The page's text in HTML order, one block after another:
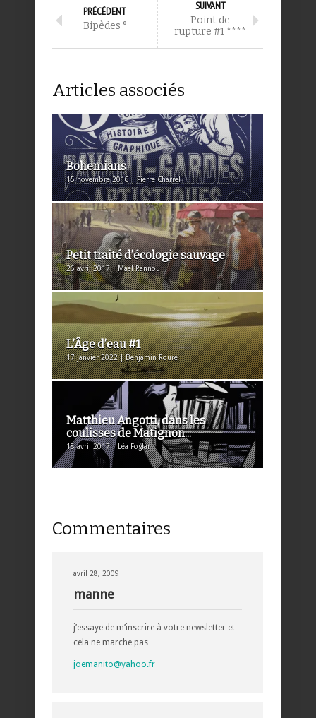
PRÉCÉDENT
Bipèdes °
SUIVANT
Point de
rupture #1 ****
Articles associés
Bohemians
15 novembre 2016 | Pierre Charrel
Petit traité d’écologie sauvage
26 avril 2017 | Maël Rannou
L’Âge d’eau #1
17 janvier 2022 | Benjamin Roure
Matthieu Angotti, dans les
coulisses de Matignon...
18 avril 2017 | Léa Foglar
Commentaires
avril 28, 2009
manne
j’essaye de m’inscrire à votre newsletter et
cela ne marche pas
joemanito@yahoo.fr